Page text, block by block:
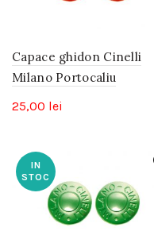
Capace ghidon Cinelli
Milano Portocaliu
25,00 lei
IN
STOC